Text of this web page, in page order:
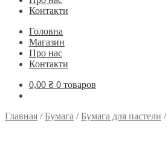
Контакти
Головна
Магазин
Про нас
Контакти
0,00 ₴ 0 товаров
Главная /Бумага /Бумага для пастели /